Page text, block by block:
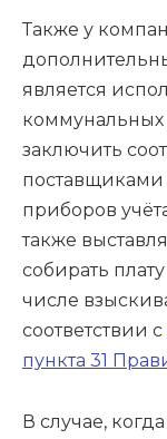
Также у
является
коммунальных
заключить
поставщиками
приборов
также
собирать
числе
соответствии с
пункта 31
В случае,